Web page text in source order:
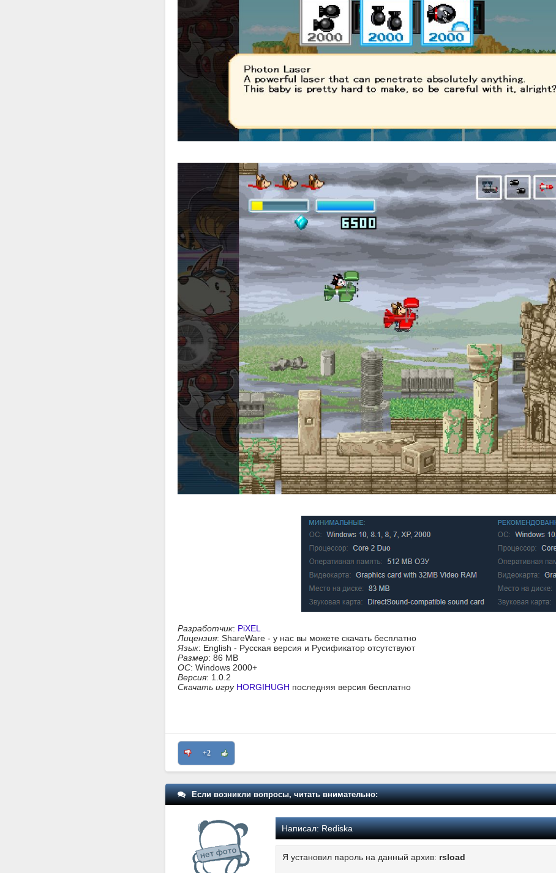
Разработчик: PiXEL
Лицензия: ShareWare - у нас вы можете скачать бесплатно
Язык: English - Русская версия и Русификатор отсутствуют
Размер: 86 MB
ОС: Windows 2000+
Версия: 1.0.2
Скачать игру HORGIHUGH последняя версия бесплатно
+2
Если возникли вопросы, читать внимательно:
Написал:Rediska
Я установил пароль на данный архив: rsload